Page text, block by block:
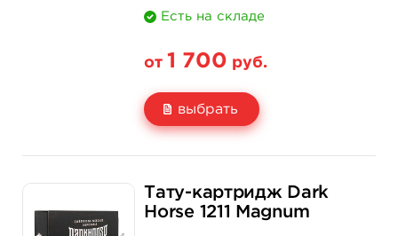
Есть на складе
от 1 700 руб.
выбрать
1 700 руб.
Тату-картридж Dark
Horse 1211 Magnum